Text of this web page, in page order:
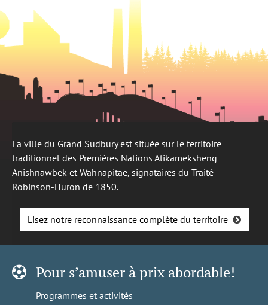
La ville du Grand Sudbury est située sur le territoire
traditionnel des Premières Nations Atikameksheng
Anishnawbek et Wahnapitae, signataires du Traité
Robinson-Huron de 1850.
Lisez notre reconnaissance complète du territoire
Pour s’amuser à prix abordable!
Programmes et activités